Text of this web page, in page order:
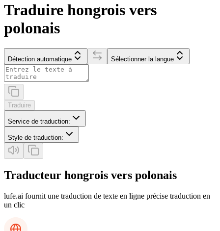
Traduire hongrois vers
polonais
Détection automatique Sélectionner la langue
Traduire
Service de traduction:
Style de traduction:
Traducteur hongrois vers polonais
lufe.ai fournit une traduction de texte en ligne précise traduction en
un clic